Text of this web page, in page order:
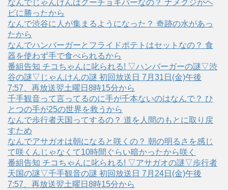
なんでじゃんけんはグーチョキパーなの？ ナメクジがヘ
ビに勝ったから
なんで渋谷に人が集まるようになった？ 奇跡の水があっ
たから
なんでハンバーガーとフライドポテトはセットなの？ 食
器を使わず手で食べられるから
番組告知 チコちゃんに叱られる! ▽ハンバーガーの謎▽渋
谷の謎▽じゃんけんの謎 初回放送日 7月31日(金)午後
7:57、再放送翌土曜日8時15分から
千手観音って言ってるのに手が千本ないのはなんで？ ひ
とつの手が25の世界を救うから
なんで歩行者天国ってするの？ 道を人間のもとに取り戻
すため
なんでアサガオは朝になると咲くの？ 朝の明るさを感じ
て咲くんじゃなくて10時間ぐらい暗かったから咲く
番組告知 チコちゃんに叱られる! ▽アサガオの謎▽歩行者
天国の謎▽千手観音の謎 初回放送日 7月24日(金)午後
7:57、再放送翌土曜日8時15分から